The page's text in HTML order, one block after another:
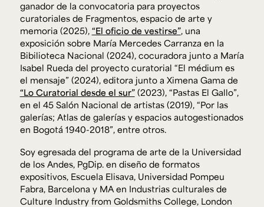
ganador de la convocatoria para proyectos
curatoriales de Fragmentos, espacio de arte y
memoria (2025), “El oficio de vestirse”, una
exposición sobre María Mercedes Carranza en la
Bibilioteca Nacional (2024), cocuradora junto a María
Isabel Rueda del proyecto curatorial “El médium es
el mensaje” (2024), editora junto a Ximena Gama de
“Lo Curatorial desde el sur”(2023), “Pastas El Gallo”,
en el 45 Salón Nacional de artistas (2019), “Por las
galerías; Atlas de galerías y espacios autogestionados
en Bogotá 1940-2018”, entre otros.
Soy egresada del programa de arte de la Universidad
de los Andes, PgDip. en diseño de formatos
expositivos, Escuela Elisava, Universidad Pompeu
Fabra, Barcelona y MA en Industrias culturales de
Culture Industry from Goldsmiths College, London